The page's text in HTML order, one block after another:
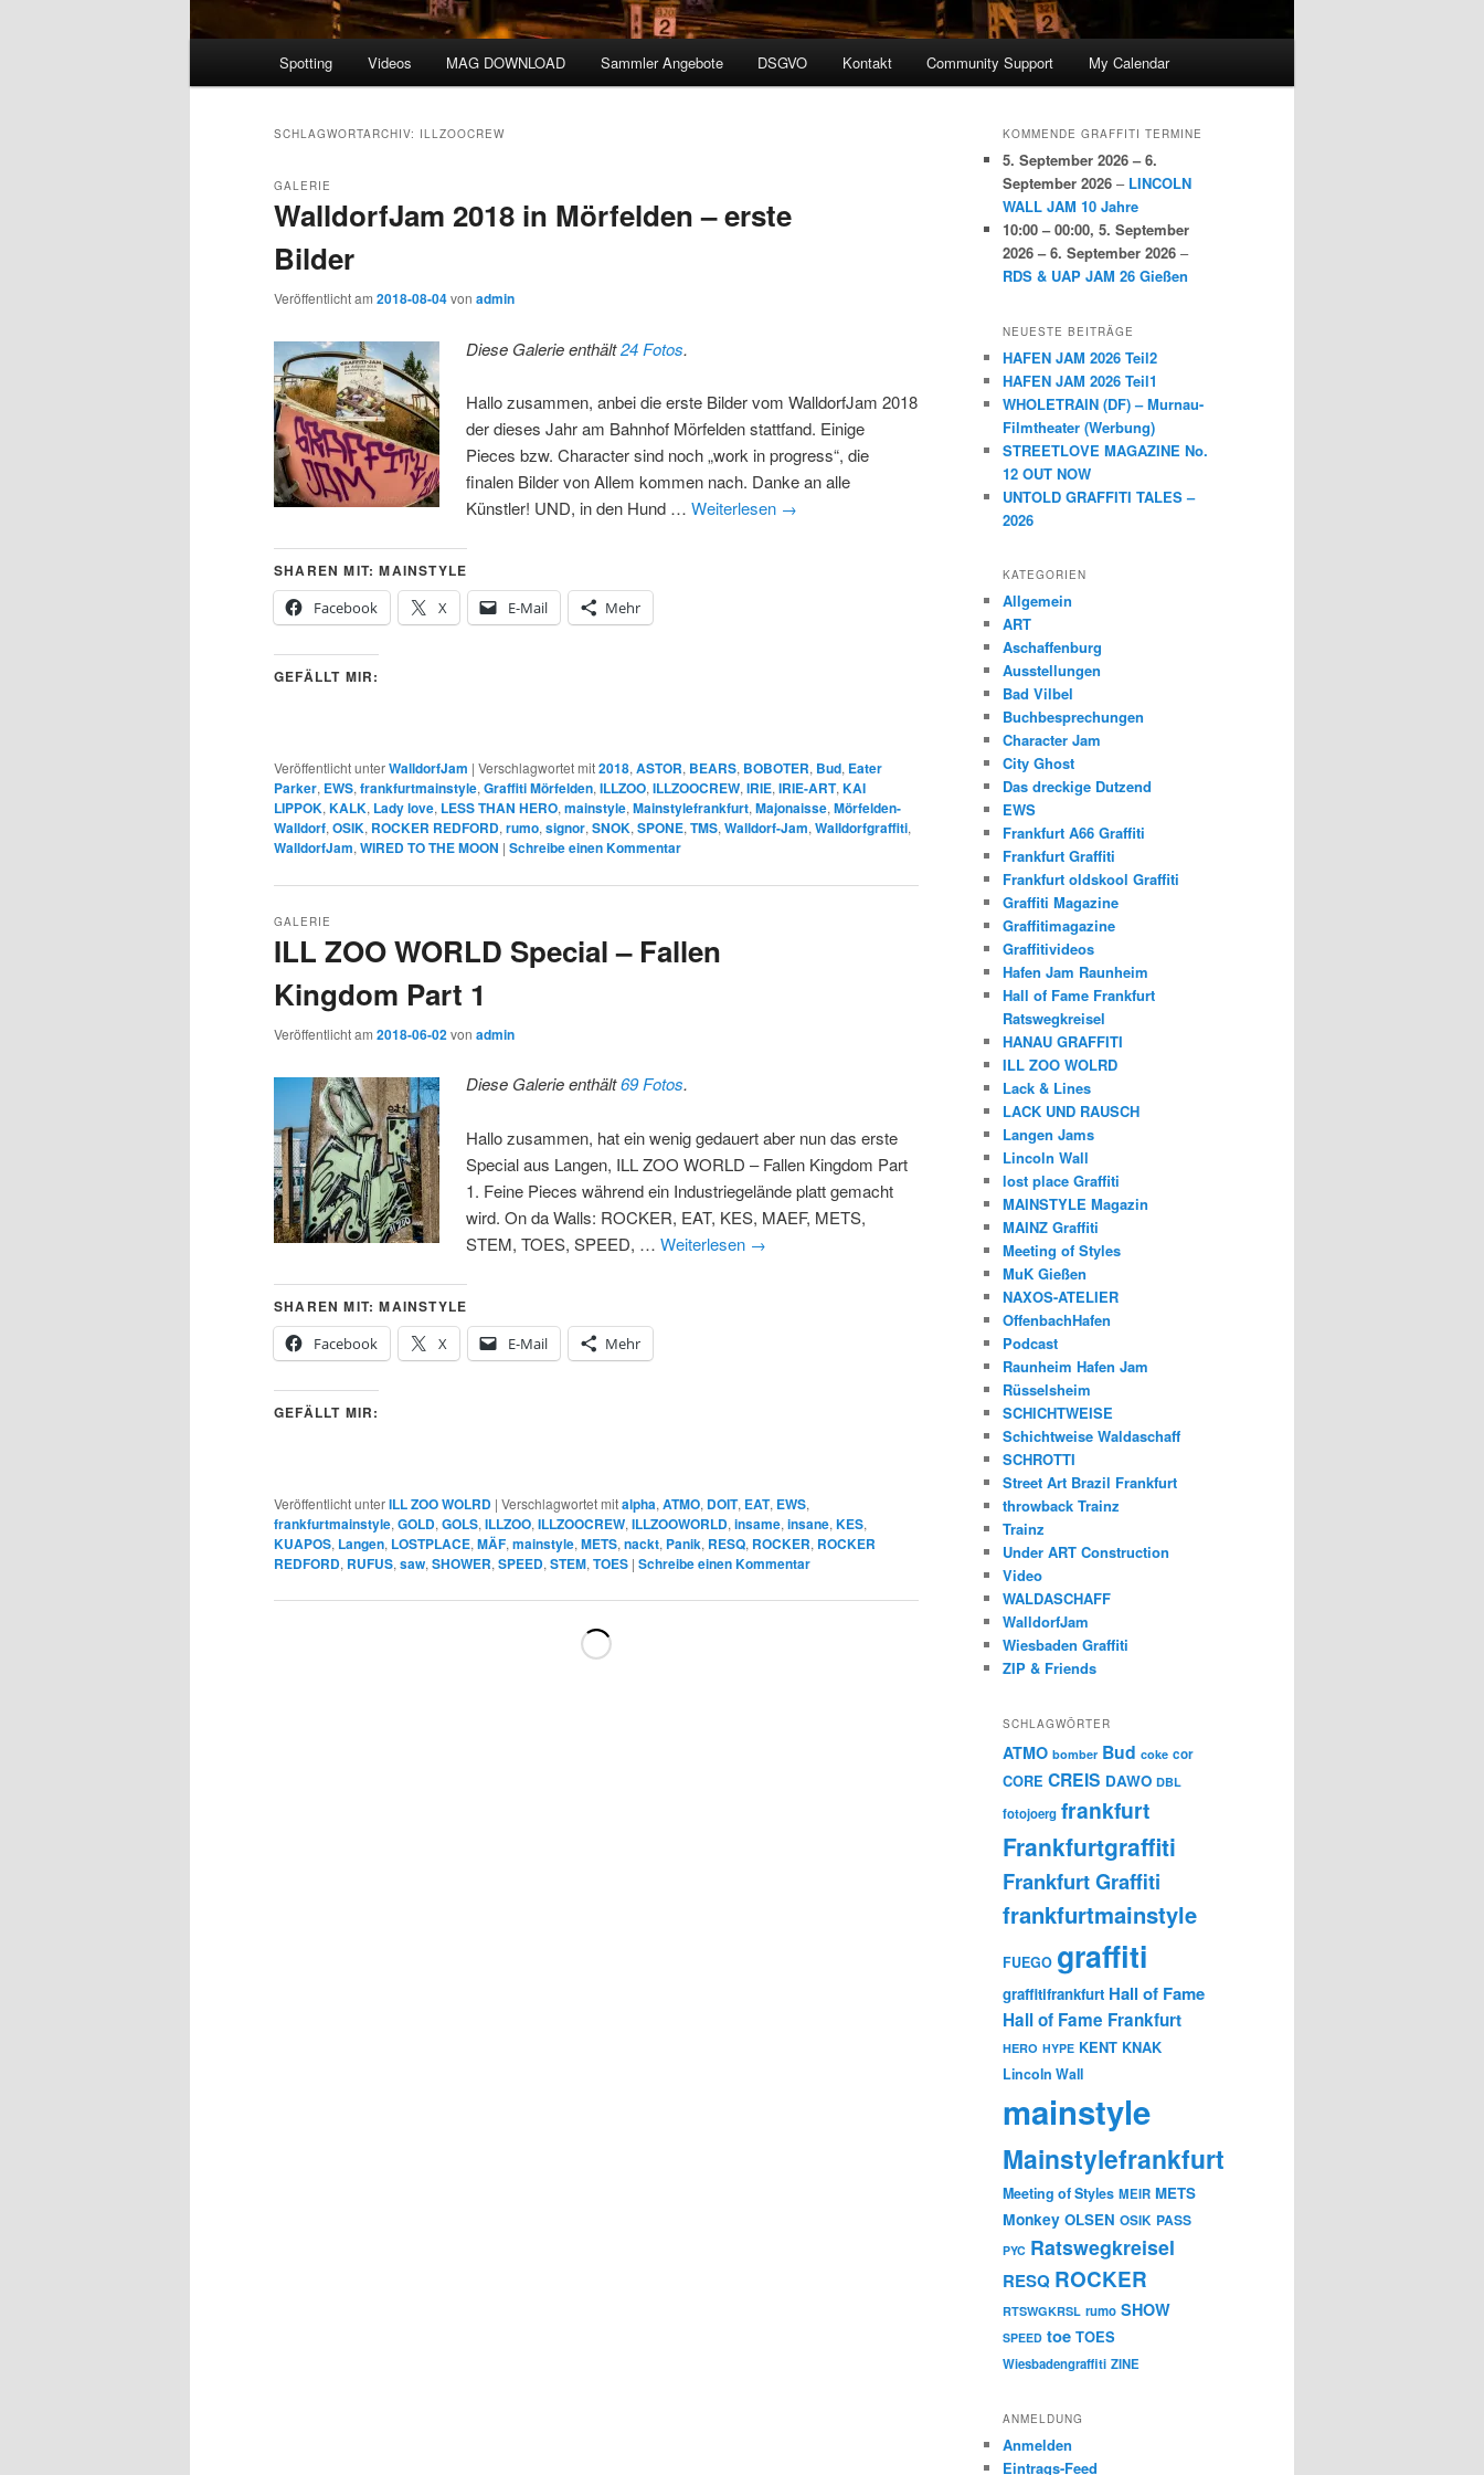
Spotting Videos MAG DOWNLOAD Sammler Angebote DSGVO Kontakt Community Support My Calendar
SCHLAGWORTARCHIV: ILLZOOCREW
WalldorfJam 2018 in Mörfelden – erste
Bilder
GALERIE
Veröffentlicht am 2018-08-04von admin
Diese Galerie enthält24 Fotos.
Hallo zusammen, anbei die erste Bilder vom WalldorfJam 2018
der dieses Jahr am Bahnhof Mörfelden stattfand. Einige
Pieces bzw. Character sind noch „work in progress“, die
finalen Bilder von Allem kommen nach. Danke an alle
Künstler! UND, in den Hund …Weiterlesen →
SHAREN MIT: MAINSTYLE
Facebook
X E-Mail Mehr
GEFÄLLT MIR:
Veröffentlicht unterWalldorfJam | Verschlagwortet mit2018, ASTOR, BEARS, BOBOTER, Bud, Eater
Parker, EWS, frankfurtmainstyle, Graffiti Mörfelden, ILLZOO, ILLZOOCREW, IRIE, IRIE-ART, KAI
LIPPOK, KALK, Lady love, LESS THAN HERO, mainstyle, Mainstylefrankfurt, Majonaisse, Mörfelden-
Walldorf, OSIK, ROCKER REDFORD, rumo, signor, SNOK, SPONE, TMS, Walldorf-Jam, Walldorfgraffiti,
WalldorfJam, WIRED TO THE MOON | Schreibe einen Kommentar
ILL ZOO WORLD Special – Fallen
Kingdom Part 1
GALERIE
Veröffentlicht am 2018-06-02von admin
Diese Galerie enthält69 Fotos.
Hallo zusammen, hat ein wenig gedauert aber nun das erste
Special aus Langen, ILL ZOO WORLD – Fallen Kingdom Part
1. Feine Pieces während ein Industriegelände platt gemacht
wird. On da Walls: ROCKER, EAT, KES, MAEF, METS,
STEM, TOES, SPEED, …Weiterlesen →
SHAREN MIT: MAINSTYLE
Facebook
X E-Mail Mehr
GEFÄLLT MIR:
Veröffentlicht unterILL ZOO WOLRD | Verschlagwortet mitalpha, ATMO, DOIT, EAT, EWS,
frankfurtmainstyle, GOLD, GOLS, ILLZOO, ILLZOOCREW, ILLZOOWORLD, insame, insane, KES,
KUAPOS, Langen, LOSTPLACE, MÄF, mainstyle, METS, nackt, Panik, RESQ, ROCKER, ROCKER
REDFORD, RUFUS, saw, SHOWER, SPEED, STEM, TOES | Schreibe einen Kommentar
KOMMENDE GRAFFITI TERMINE
5. September 2026 – 6.
September 2026 – LINCOLN
WALL JAM 10 Jahre
10:00 – 00:00, 5. September
2026 – 6. September 2026 –
RDS & UAP JAM 26 Gießen
NEUESTE BEITRÄGE
HAFEN JAM 2026 Teil2
HAFEN JAM 2026 Teil1
WHOLETRAIN (DF) – Murnau-
Filmtheater (Werbung)
STREETLOVE MAGAZINE No.
12 OUT NOW
UNTOLD GRAFFITI TALES –
2026
KATEGORIEN
Allgemein
ART
Aschaffenburg
Ausstellungen
Bad Vilbel
Buchbesprechungen
Character Jam
City Ghost
Das dreckige Dutzend
EWS
Frankfurt A66 Graffiti
Frankfurt Graffiti
Frankfurt oldskool Graffiti
Graffiti Magazine
Graffitimagazine
Graffitivideos
Hafen Jam Raunheim
Hall of Fame Frankfurt
Ratswegkreisel
HANAU GRAFFITI
ILL ZOO WOLRD
Lack & Lines
LACK UND RAUSCH
Langen Jams
Lincoln Wall
lost place Graffiti
MAINSTYLE Magazin
MAINZ Graffiti
Meeting of Styles
MuK Gießen
NAXOS-ATELIER
OffenbachHafen
Podcast
Raunheim Hafen Jam
Rüsselsheim
SCHICHTWEISE
Schichtweise Waldaschaff
SCHROTTI
Street Art Brazil Frankfurt
throwback Trainz
Trainz
Under ART Construction
Video
WALDASCHAFF
WalldorfJam
Wiesbaden Graffiti
ZIP & Friends
SCHLAGWÖRTER
ATMO bomber Bud coke cor
CORE CREIS DAWO DBL
fotojoerg frankfurt
Frankfurtgraffiti
Frankfurt Graffiti
frankfurtmainstyle
FUEGO graffiti
graffitifrankfurt Hall of Fame
Hall of Fame Frankfurt
HERO HYPE KENT KNAK
Lincoln Wall
mainstyle
Mainstylefrankfurt
Meeting of Styles MEIR METS
Monkey OLSEN OSIK PASS
PYC Ratswegkreisel
RESQ ROCKER
RTSWGKRSL rumo SHOW
SPEED toe TOES
Wiesbadengraffiti ZINE
ANMELDUNG
Anmelden
Eintrags-Feed